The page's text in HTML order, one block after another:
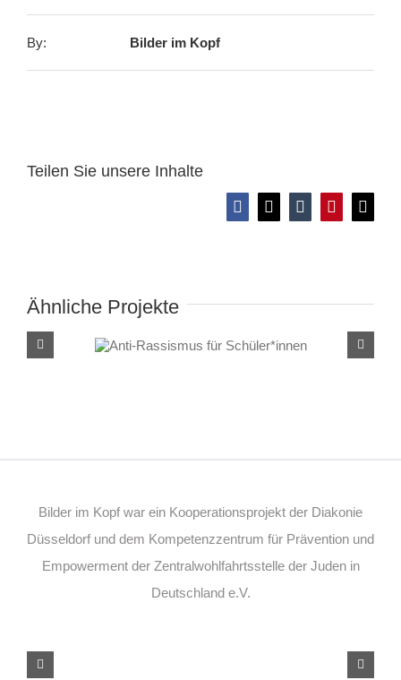
By: Bilder im Kopf
Teilen Sie unsere Inhalte
Facebook
X TumblrPinterest
E-
Ähnliche ProjekteAnti-Rassismus für
Schüler*innen
Bilder im Kopf war ein Kooperationsprojekt der Diakonie
Düsseldorf und dem Kompetenzzentrum für Prävention und
Empowerment der Zentralwohlfahrtsstelle der Juden in
Deutschland e.V.